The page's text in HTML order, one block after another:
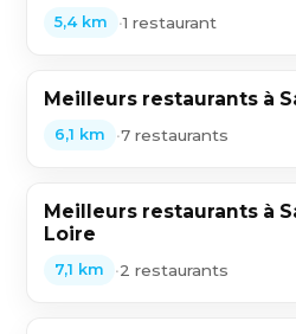
5,4 km •1 restaurant
Meilleurs restaurants à
6,1 km •7 restaurants
Meilleurs restaurants à
Loire
7,1 km •2 restaurants